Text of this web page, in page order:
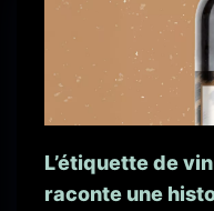
L’étiquette de
raconte une